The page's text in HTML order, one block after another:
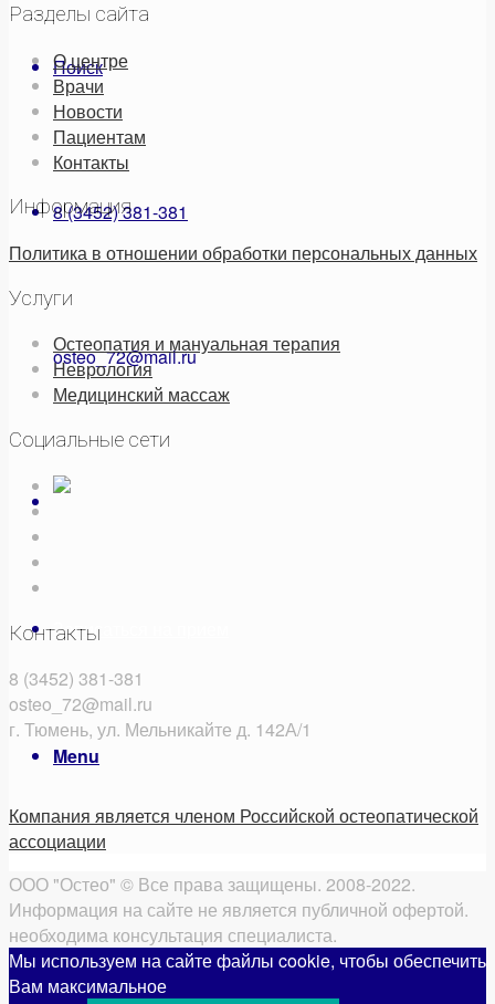
Поиск
8 (3452) 381-381
osteo_72@mail.ru
Записаться на прием
Menu
Разделы сайта
О центре
Врачи
Новости
Пациентам
Контакты
Информация
Политика в отношении обработки персональных данных
Услуги
Остеопатия и мануальная терапия
Неврология
Медицинский массаж
Социальные сети
Контакты
8 (3452) 381-381
osteo_72@mail.ru
г. Тюмень, ул. Мельникайте д. 142А/1
Компания является членом Российской остеопатической
ассоциации
ООО "Остео" © Все права защищены. 2008-2022.
Информация на сайте не является публичной офертой.
необходима консультация специалиста.
Мы используем на сайте файлы cookie, чтобы обеспечить
Вам максимальное